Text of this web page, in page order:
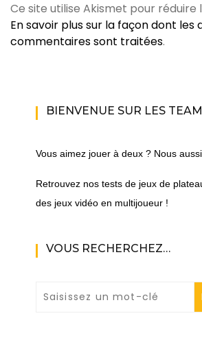
Ce site utilise Akismet pour réduire
En savoir plus sur la façon dont les
commentaires sont traitées.
BIENVENUE SUR LES
Vous aimez jouer à deux ? Nous
Retrouvez nos tests de jeux de
des jeux vidéo en multijoueur !
VOUS RECHERCHEZ…